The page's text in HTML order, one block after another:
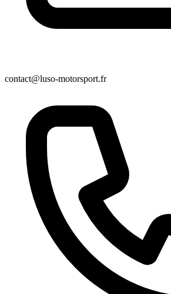
contact@luso-motorsport.fr